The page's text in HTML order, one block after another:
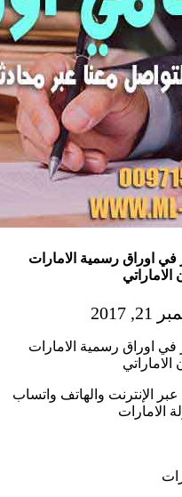
في اوراق رسمية الامارات
2017
في اوراق رسمية الامارات
الامارات